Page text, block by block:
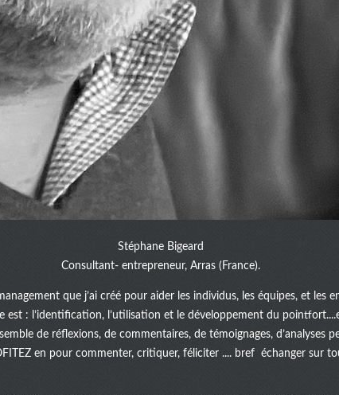
Stéphane Bigeard
Consultant- entrepreneur, Arras (France).
que j’ai créé pour aider les individus, les équipes, et les
est : l’identification, l’utilisation et le développement du
de réflexions, de commentaires, de témoignages, d’analyses
en pour commenter, critiquer, féliciter .... bref échanger sur